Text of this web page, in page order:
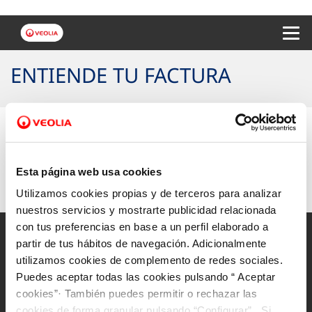
Esta página web usa cookies
Utilizamos cookies propias y de terceros para analizar
nuestros servicios y mostrarte publicidad relacionada
con tus preferencias en base a un perfil elaborado a
partir de tus hábitos de navegación. Adicionalmente
utilizamos cookies de complemento de redes sociales.
Puedes aceptar todas las cookies pulsando “ Aceptar
cookies”· También puedes permitir o rechazar las
ENTIENDE TU FACTURA
Selecciona tu municipiosi quieres conocer los
Mapa Web
Aviso legal y privacidad de la web